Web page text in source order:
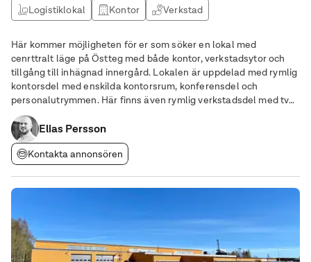
Logistiklokal Kontor Verkstad
Här kommer möjligheten för er som söker en lokal med
cenrttralt läge på Östteg med både kontor, verkstadsytor och
tillgång till inhägnad innergård. Lokalen är uppdelad med rymlig
kontorsdel med enskilda kontorsrum, konferensdel och
personalutrymmen. Här finns även rymlig verkstadsdel med två
portar och stor carportdel. Det finnas möjlighet att efter separat
överenskommelse hyra utomhusytor från
Elias Persson
Kontakta annonsören